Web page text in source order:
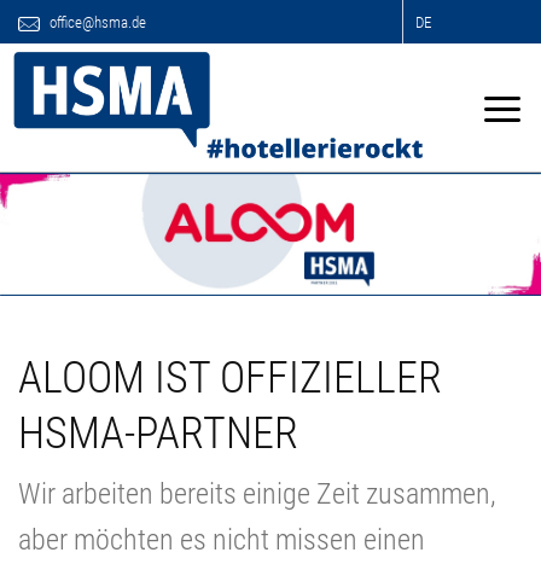
office@hsma.de DE
ALOOM IST OFFIZIELLER
HSMA-PARTNER
Wir arbeiten bereits einige Zeit zusammen,
aber möchten es nicht missen einen